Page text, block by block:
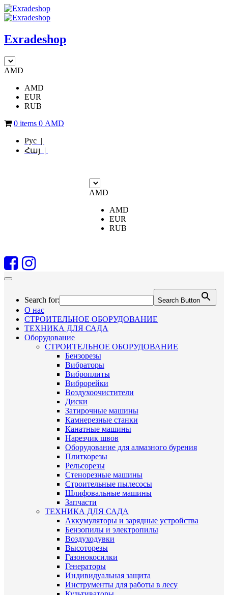
Exradeshop
AMD
AMD
EUR
RUB
0 items 0 AMD
Рус |
Հայ |
AMD
AMD
EUR
RUB
Search for: Search Button
О нас
СТРОИТЕЛЬНОЕ ОБОРУДОВАНИЕ
ТЕХНИКА ДЛЯ САДА
Оборудование
СТРОИТЕЛЬНОЕ ОБОРУДОВАНИЕ
Бензорезы
Вибраторы
Виброплиты
Виброрейки
Воздухоочистители
Диски
Затирочные машины
Камнерезные станки
Канатные машины
Нарезчик швов
Оборудование для алмазного бурения
Плиткорезы
Рельсорезы
Стенорезные машины
Строительные пылесосы
Шлифовальные машины
Запчасти
ТЕХНИКА ДЛЯ САДА
Аккумуляторы и зарядные устройства
Бензопилы и электропилы
Воздуходувки
Высоторезы
Газонокосилки
Генераторы
Индивидуальная защита
Инструменты для работы в лесу